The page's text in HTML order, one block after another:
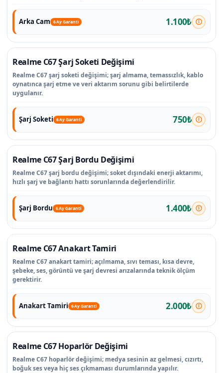
Arka Cam 6 Ay Garanti 1.100₺
Realme C67 Şarj Soketi Değişimi
Realme C67 şarj soketi değişimi; şarj almama, temassızlık, kablo
oynatınca şarj etme ve veri aktarım sorunu gibi belirtilerde
uygulanır.
Şarj Soketi 6 Ay Garanti 750₺
Realme C67 Şarj Bordu Değişimi
Realme C67 şarj bordu değişimi; soket dışındaki enerji aktarımı,
hızlı şarj ve bağlantı hattı sorunlarında değerlendirilir.
Şarj Bordu 6 Ay Garanti 1.400₺
Realme C67 Anakart Tamiri
Realme C67 anakart tamiri; açılmama, sıvı teması, kısa devre,
şebeke, ses, görüntü ve şarj devresi arızalarında teknik ölçüm
gerektirir.
Anakart Tamiri 6 Ay Garanti 2.000₺
Realme C67 Hoparlör Değişimi
Realme C67 hoparlör değişimi; medya sesinin az gelmesi, cızırtı,
boğuk ses veya hiç ses çıkmaması durumlarında yapılır.